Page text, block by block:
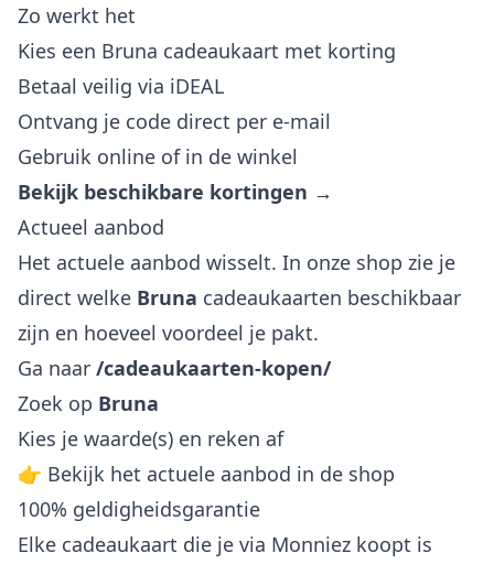
Zo werkt het
Kies een Bruna cadeaukaart met korting
Betaal veilig via iDEAL
Ontvang je code direct per e-mail
Gebruik online of in de winkel
Bekijk beschikbare kortingen →
Actueel aanbod
Het actuele aanbod wisselt. In onze shop zie je
direct welke Bruna cadeaukaarten beschikbaar
zijn en hoeveel voordeel je pakt.
Ga naar /cadeaukaarten-kopen/
Zoek op Bruna
Kies je waarde(s) en reken af
👉 Bekijk het actuele aanbod in de shop
100% geldigheidsgarantie
Elke cadeaukaart die je via Monniez koopt is